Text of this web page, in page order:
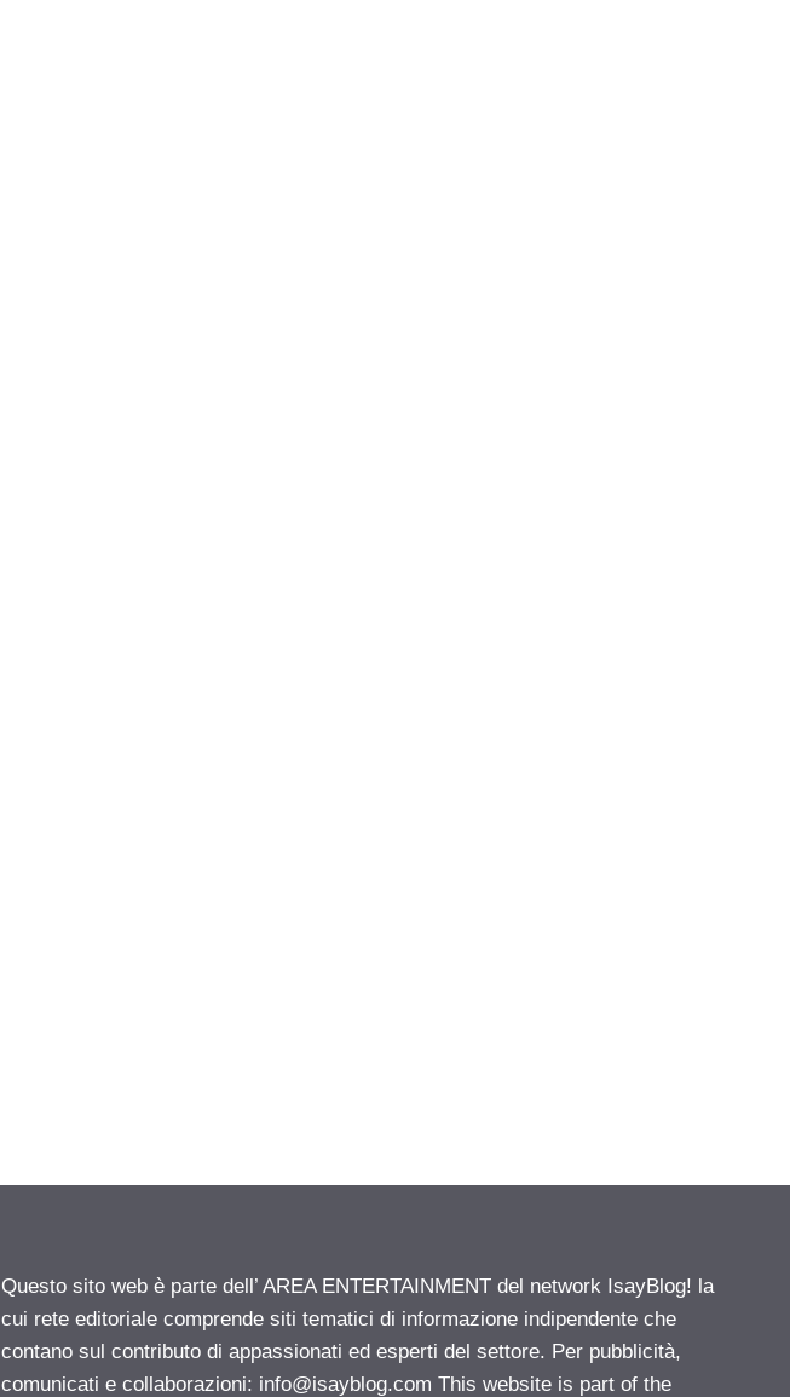
Questo sito web è parte dell’ AREA ENTERTAINMENT del network IsayBlog! la
cui rete editoriale comprende siti tematici di informazione indipendente che
contano sul contributo di appassionati ed esperti del settore. Per pubblicità,
comunicati e collaborazioni: info@isayblog.com This website is part of the